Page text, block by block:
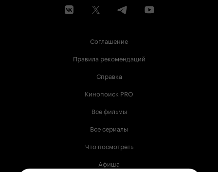
Соглашение
Правила рекомендаций
Справка
Кинопоиск PRO
Все фильмы
Все сериалы
Что посмотреть
Афиша